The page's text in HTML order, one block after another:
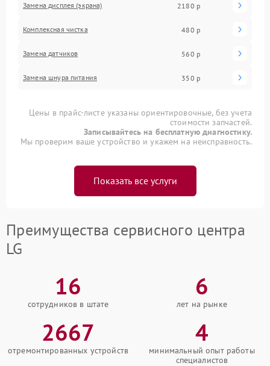
Замена дисплея (экрана) 2180 р
Комплексная чистка 480 р
Замена датчиков 560 р
Замена шнура питания 350 р
Цены в прайс-листе указаны ориентировочные, без учета
стоимости запчастей.
Записывайтесь на бесплатную диагностику.
Мы проверим ваше устройство и укажем на неисправность.
Показать все услуги
Преимущества сервисного центра
LG
16
сотрудников в штате
6
лет на рынке
2667
отремонтированных устройств
4
минимальный опыт работы
специалистов